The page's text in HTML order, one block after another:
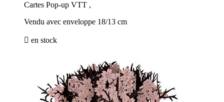
Cartes Pop-up VTT ,
Vendu avec enveloppe 18/13 cm
 en stock